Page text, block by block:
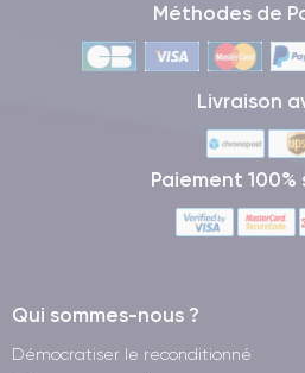
Méthodes de
Livraison
Paiement 100%
Qui sommes-nous ?
Démocratiser le reconditionné